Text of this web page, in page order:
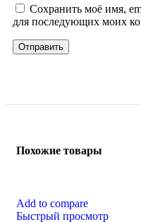
Сохранить моё имя,
для последующих моих
Похожие товары
Add to compare
Быстрый просмотр